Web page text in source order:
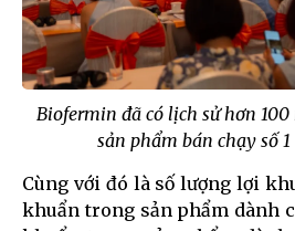
Biofermin đã có lịch sử hơn
sản phẩm bán chạy số
Cùng với đó là số lượng lợi
khuẩn trong sản phẩm dành